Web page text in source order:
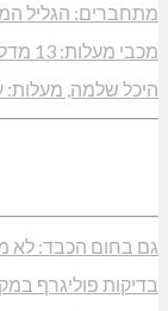
מתחברים: הגליל
מכבי מעלות: 13 מדליות באליפות ישראל
היכל שלמה, מעלות: עונת
גם בחום הכבד: לא
בדיקות פוליגרף